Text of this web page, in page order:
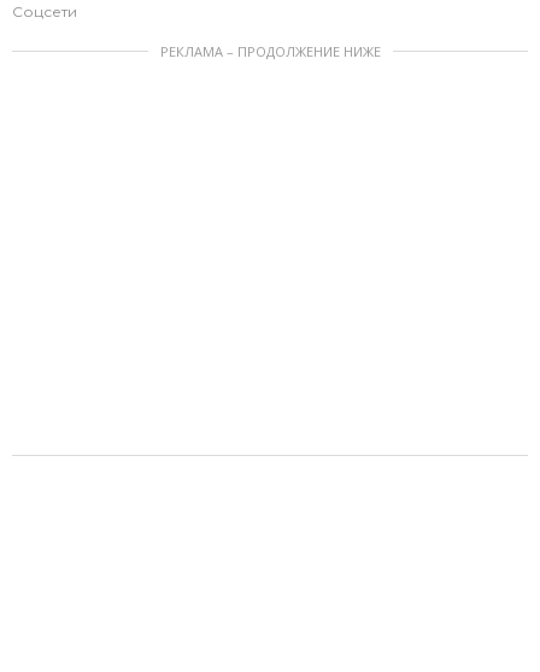
Соцсети
РЕКЛАМА – ПРОДОЛЖЕНИЕ НИЖЕ